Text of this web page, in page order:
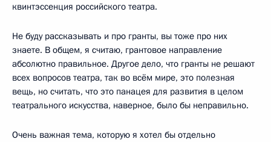
квинтэссенция российского театра.
Не буду рассказывать и про гранты, вы тоже про них
знаете. В общем, я считаю, грантовое направление
абсолютно правильное. Другое дело, что гранты не решают
всех вопросов театра, так во всём мире, это полезная
вещь, но считать, что это панацея для развития в целом
театрального искусства, наверное, было бы неправильно.
Очень важная тема, которую я хотел бы отдельно